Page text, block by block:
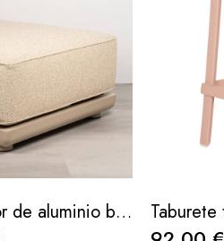
Puf Block de exterior de aluminio beige con cojín en tejido Jalousie 85 cm